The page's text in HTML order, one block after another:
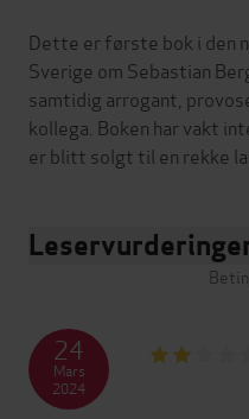
Dette er første bok i den
Sverige om Sebastian
samtidig arrogant,
kollega. Boken har vakt
24
Mars
2024